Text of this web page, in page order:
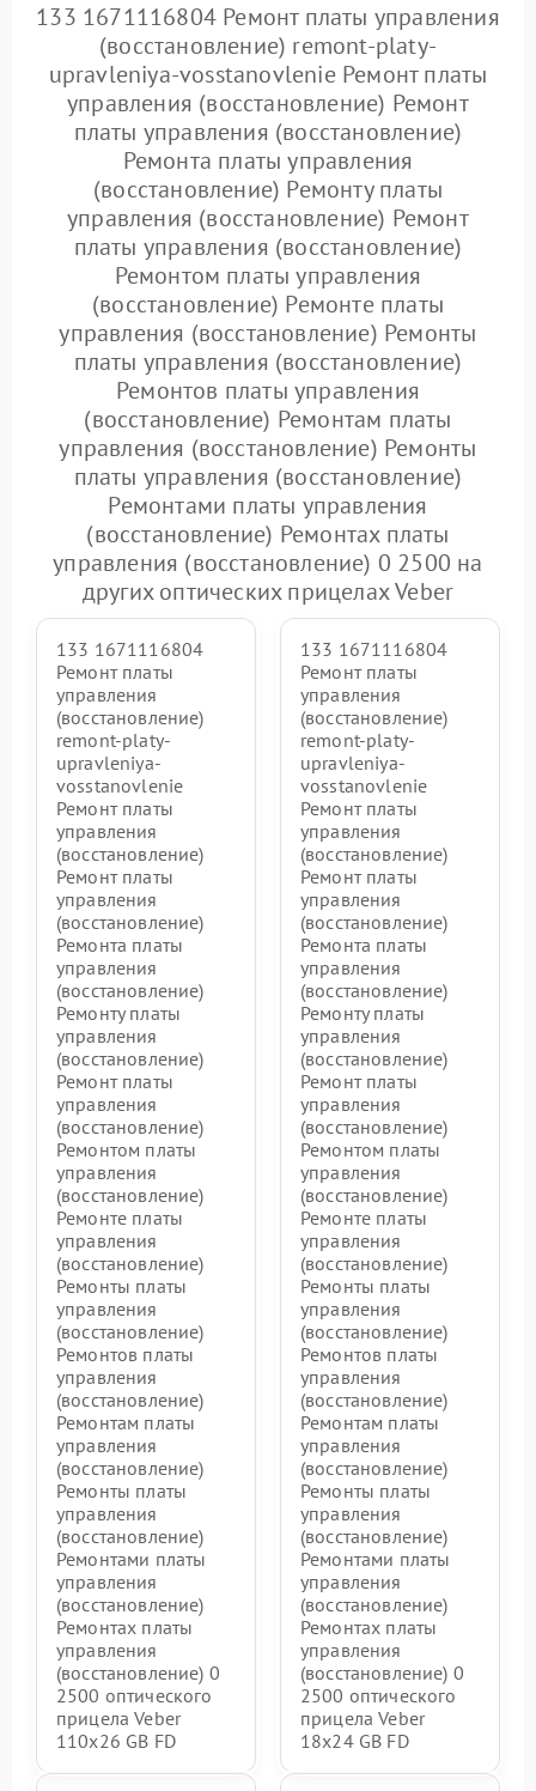
133 1671116804 Ремонт платы управления
(восстановление) remont-platy-
upravleniya-vosstanovlenie Ремонт платы
управления (восстановление) Ремонт
платы управления (восстановление)
Ремонта платы управления
(восстановление) Ремонту платы
управления (восстановление) Ремонт
платы управления (восстановление)
Ремонтом платы управления
(восстановление) Ремонте платы
управления (восстановление) Ремонты
платы управления (восстановление)
Ремонтов платы управления
(восстановление) Ремонтам платы
управления (восстановление) Ремонты
платы управления (восстановление)
Ремонтами платы управления
(восстановление) Ремонтах платы
управления (восстановление) 0 2500 на
других оптических прицелах Veber
133 1671116804
Ремонт платы
управления
(восстановление)
remont-platy-
upravleniya-
vosstanovlenie
Ремонт платы
управления
(восстановление)
Ремонт платы
управления
(восстановление)
Ремонта платы
управления
(восстановление)
Ремонту платы
управления
(восстановление)
Ремонт платы
управления
(восстановление)
Ремонтом платы
управления
(восстановление)
Ремонте платы
управления
(восстановление)
Ремонты платы
управления
(восстановление)
Ремонтов платы
управления
(восстановление)
Ремонтам платы
управления
(восстановление)
Ремонты платы
управления
(восстановление)
Ремонтами платы
управления
(восстановление)
Ремонтах платы
управления
(восстановление) 0
2500 оптического
прицела Veber
110x26 GB FD
133 1671116804
Ремонт платы
управления
(восстановление)
remont-platy-
upravleniya-
vosstanovlenie
Ремонт платы
управления
(восстановление)
Ремонт платы
управления
(восстановление)
Ремонта платы
управления
(восстановление)
Ремонту платы
управления
(восстановление)
Ремонт платы
управления
(восстановление)
Ремонтом платы
управления
(восстановление)
Ремонте платы
управления
(восстановление)
Ремонты платы
управления
(восстановление)
Ремонтов платы
управления
(восстановление)
Ремонтам платы
управления
(восстановление)
Ремонты платы
управления
(восстановление)
Ремонтами платы
управления
(восстановление)
Ремонтах платы
управления
(восстановление) 0
2500 оптического
прицела Veber
18x24 GB FD